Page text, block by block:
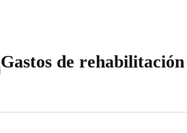
Gastos de